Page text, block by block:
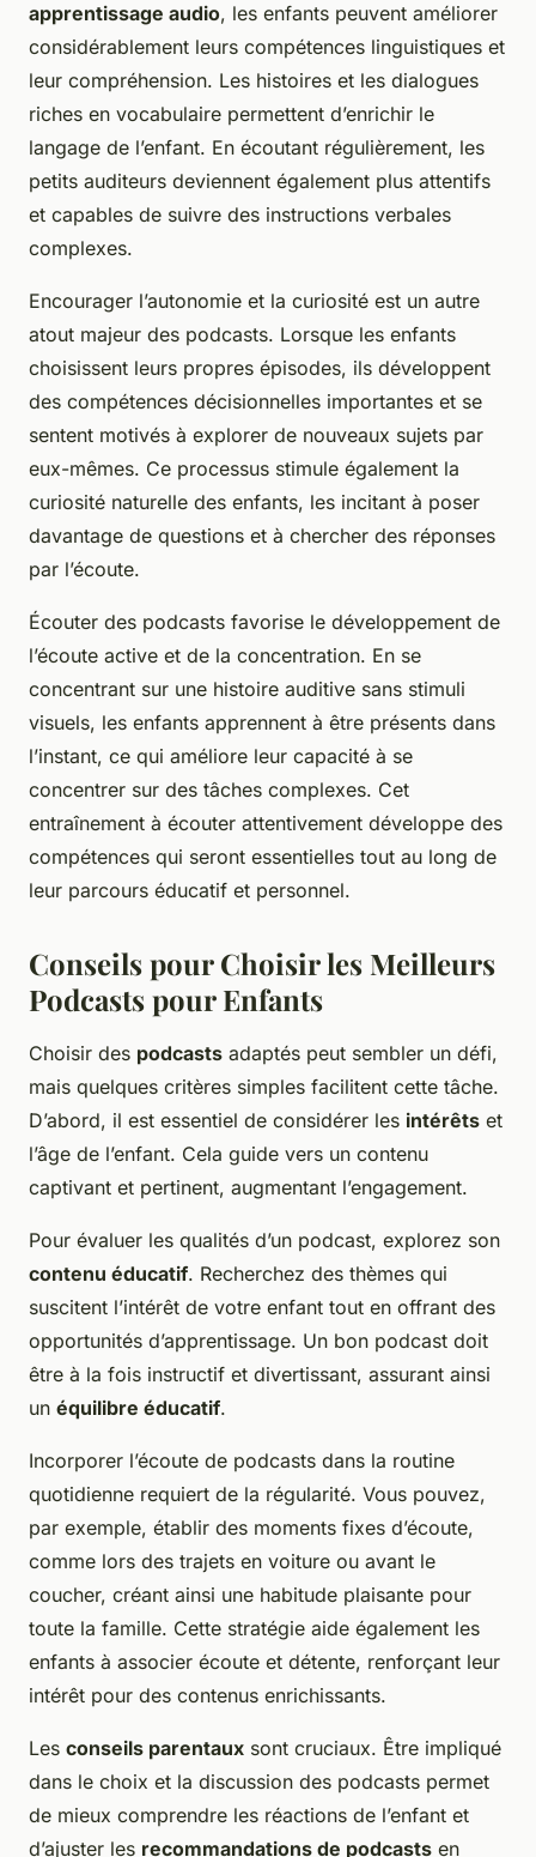
apprentissage audio, les enfants peuvent améliorer
considérablement leurs compétences linguistiques et
leur compréhension. Les histoires et les dialogues
riches en vocabulaire permettent d’enrichir le
langage de l’enfant. En écoutant régulièrement, les
petits auditeurs deviennent également plus attentifs
et capables de suivre des instructions verbales
complexes.
Encourager l’autonomie et la curiosité est un autre
atout majeur des podcasts. Lorsque les enfants
choisissent leurs propres épisodes, ils développent
des compétences décisionnelles importantes et se
sentent motivés à explorer de nouveaux sujets par
eux-mêmes. Ce processus stimule également la
curiosité naturelle des enfants, les incitant à poser
davantage de questions et à chercher des réponses
par l’écoute.
Écouter des podcasts favorise le développement de
l’écoute active et de la concentration. En se
concentrant sur une histoire auditive sans stimuli
visuels, les enfants apprennent à être présents dans
l’instant, ce qui améliore leur capacité à se
concentrer sur des tâches complexes. Cet
entraînement à écouter attentivement développe des
compétences qui seront essentielles tout au long de
leur parcours éducatif et personnel.
Conseils pour Choisir les Meilleurs
Podcasts pour Enfants
Choisir des podcasts adaptés peut sembler un défi,
mais quelques critères simples facilitent cette tâche.
D’abord, il est essentiel de considérer les intérêts et
l’âge de l’enfant. Cela guide vers un contenu
captivant et pertinent, augmentant l’engagement.
Pour évaluer les qualités d’un podcast, explorez son
contenu éducatif. Recherchez des thèmes qui
suscitent l’intérêt de votre enfant tout en offrant des
opportunités d’apprentissage. Un bon podcast doit
être à la fois instructif et divertissant, assurant ainsi
un équilibre éducatif.
Incorporer l’écoute de podcasts dans la routine
quotidienne requiert de la régularité. Vous pouvez,
par exemple, établir des moments fixes d’écoute,
comme lors des trajets en voiture ou avant le
coucher, créant ainsi une habitude plaisante pour
toute la famille. Cette stratégie aide également les
enfants à associer écoute et détente, renforçant leur
intérêt pour des contenus enrichissants.
Les conseils parentaux sont cruciaux. Être impliqué
dans le choix et la discussion des podcasts permet
de mieux comprendre les réactions de l’enfant et
d’ajuster les recommandations de podcasts en